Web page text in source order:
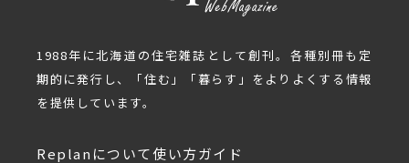
1988年に北海道の住宅雑誌として創刊。各種別冊も定
期的に発行し、「住む」「暮らす」をよりよくする情報
を提供しています。
Replanについて使い方ガイド